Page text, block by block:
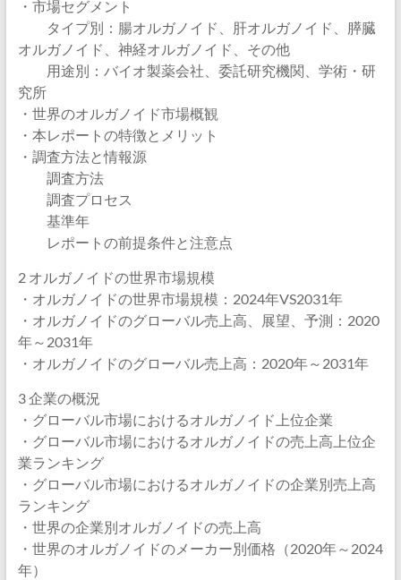
・市場セグメント
タイプ別：腸オルガノイド、肝オルガノイド、膵臓
オルガノイド、神経オルガノイド、その他
用途別：バイオ製薬会社、委託研究機関、学術・研
究所
・世界のオルガノイド市場概観
・本レポートの特徴とメリット
・調査方法と情報源
調査方法
調査プロセス
基準年
レポートの前提条件と注意点
2 オルガノイドの世界市場規模
・オルガノイドの世界市場規模：2024年VS2031年
・オルガノイドのグローバル売上高、展望、予測：2020
年～2031年
・オルガノイドのグローバル売上高：2020年～2031年
3 企業の概況
・グローバル市場におけるオルガノイド上位企業
・グローバル市場におけるオルガノイドの売上高上位企
業ランキング
・グローバル市場におけるオルガノイドの企業別売上高
ランキング
・世界の企業別オルガノイドの売上高
・世界のオルガノイドのメーカー別価格（2020年～2024
年）